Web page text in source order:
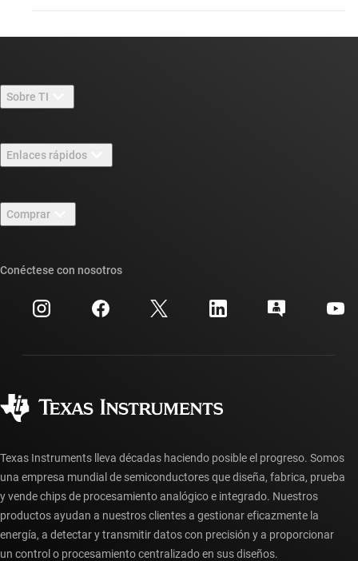
Sobre TI
Carreras laborales
Sala de redacción
Eventos
Relaciones con los inversionistas
Enlaces rápidos
Foros de soporte de diseño de TI E2E™
Búsqueda de referencias cruzadas
Centro de atención al cliente
Preguntas frecuentes sobre la cuenta myTI
Comprar
Preguntas frecuentes sobre pedidos
Conéctese con nosotros
Texas Instruments lleva décadas haciendo posible el progreso. Somos
una empresa mundial de semiconductores que diseña, fabrica, prueba
y vende chips de procesamiento analógico e integrado. Nuestros
productos ayudan a nuestros clientes a gestionar eficazmente la
energía, a detectar y transmitir datos con precisión y a proporcionar
un control o procesamiento centralizado en sus diseños.